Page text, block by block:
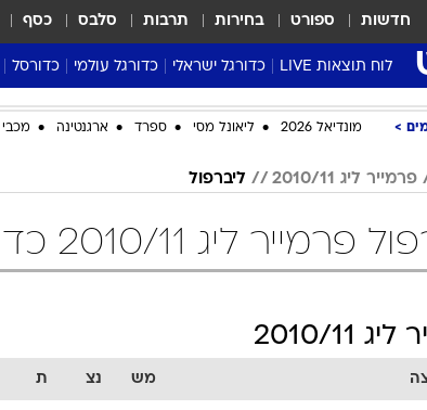
חדשות ספורט בחירות תרבות סלבס כסף
לוח תוצאות LIVE כדורגל ישראלי
ליגת העל Winner
גביע המדינה
שגרירים
נבחרות ישראל
ליגה א'
כדורגל עולמי
ליגה אנגלית
ליגה צרפתית
ליגת האלופות
כדורסל
ליגת העל
נבחרות
כדורסל
מונדיאל 2026 ליאונל מסי ספרד ארגנטינה
פרמייר ליג 2010/11 ליברפול
פרמייר ליג 2010/11 כדורגל
2010/11
מש נצ ת